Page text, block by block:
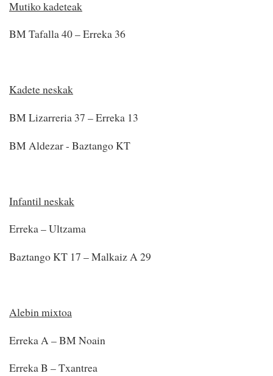
Mutiko kadeteak
BM Tafalla 40 – Erreka 36
Kadete neskak
BM Lizarreria 37 – Erreka 13
BM Aldezar - Baztango KT
Infantil neskak
Erreka – Ultzama
Baztango KT 17 – Malkaiz A 29
Alebin mixtoa
Erreka A – BM Noain
Erreka B – Txantrea